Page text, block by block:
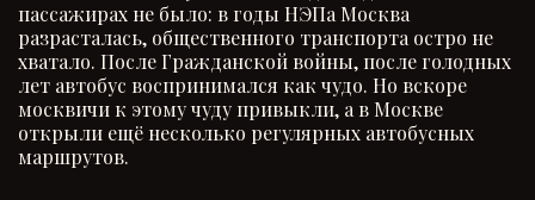
пассажирах не было: в годы НЭПа Москва
разрасталась, общественного транспорта остро не
хватало. После Гражданской войны, после голодных
лет автобус воспринимался как чудо. Но вскоре
москвичи к этому чуду привыкли, а в Москве
открыли ещё несколько регулярных автобусных
маршрутов.